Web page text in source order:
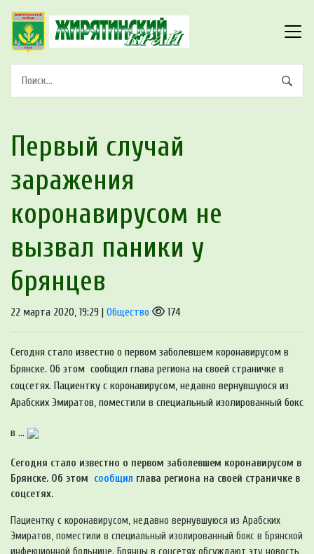
Первый случай
заражения
коронавирусом не
вызвал паники у
брянцев
22 марта 2020, 19:29 | Общество 174
Сегодня стало известно о первом заболевшем коронавирусом в
Брянске. Об этом сообщил глава региона на своей страничке в
соцсетях. Пациентку с коронавирусом, недавно вернувшуюся из
Арабских Эмиратов, поместили в специальный изолированный бокс
в ...
Сегодня стало известно о первом заболевшем коронавирусом в
Брянске. Об этом сообщил глава региона на своей страничке в
соцсетях.
Пациентку с коронавирусом, недавно вернувшуюся из Арабских
Эмиратов, поместили в специальный изолированный бокс в Брянской
инфекционной больнице. Брянцы в соцсетях обсуждают эту новость